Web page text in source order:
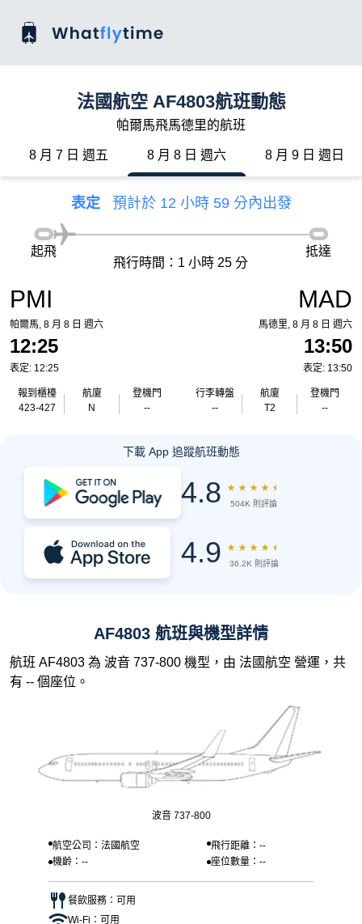
法國航空 AF4803航班動態
帕爾馬飛馬德里的航班
8 月 7 日 週五 8 月 8 日 週六 8 月 9 日 週日
表定 預計於 12 小時 59 分內出發
PMI
帕爾馬, 8 月 8 日 週六
12:25
表定: 12:25
報到櫃檯
423-427
航廈
N
登機門
--
起飛
飛行時間：1 小時 25 分
抵達
MAD
馬德里, 8 月 8 日 週六
13:50
表定: 13:50
行李轉盤
--
航廈
T2
登機門
--
下載 App 追蹤航班動態
4.8 ★ ★ ★ ★ ★
504K 則評論
4.9 ★ ★ ★ ★ ★
36.2K 則評論
AF4803 航班與機型詳情
航班 AF4803 為 波音 737-800 機型，由 法國航空 營運，共
有 -- 個座位。
波音 737-800
航空公司：法國航空
飛行距離：--
機齡：--
座位數量：--
餐飲服務：可用
Wi-Fi：可用